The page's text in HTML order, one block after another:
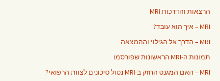
הרצאות והדרכות MRI
MRI – איך הוא עובד?
MRI – הדרך אל הגילוי וההמצאה
תמונות ה-MRI הראשונות שפורסמו
MRI – האם המגנט החזק ב-MRI נטול סיכונים לצוות הרפואי?